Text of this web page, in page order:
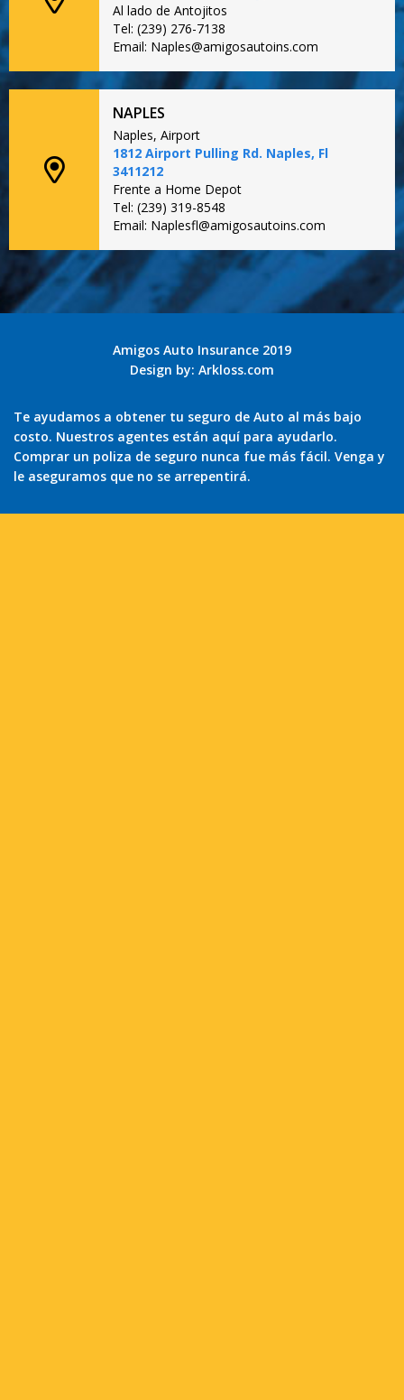
Al lado de Antojitos
Tel: (239) 276-7138
Email: Naples@amigosautoins.com
NAPLES
Naples, Airport
1812 Airport Pulling Rd. Naples, Fl
3411212
Frente a Home Depot
Tel: (239) 319-8548
Email: Naplesfl@amigosautoins.com
Amigos Auto Insurance 2019
Design by: Arkloss.com
Te ayudamos a obtener tu seguro de Auto al más bajo
costo. Nuestros agentes están aquí para ayudarlo.
Comprar un poliza de seguro nunca fue más fácil. Venga y
le aseguramos que no se arrepentirá.